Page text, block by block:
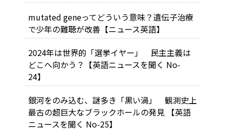
mutated geneってどういう意味？遺伝子治療
で少年の難聴が改善【ニュース英語】
2024年は世界的「選挙イヤー」 民主主義は
どこへ向かう？【英語ニュースを聞く No-
24】
銀河をのみ込む、謎多き「黒い渦」 観測史上
最古の超巨大なブラックホールの発見 【英語
ニュースを聞く No-25】